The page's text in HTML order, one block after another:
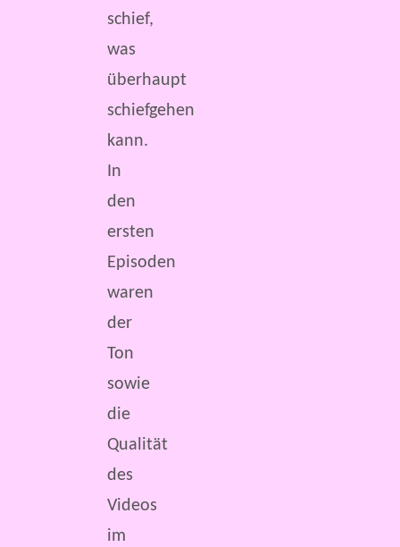
schief,
was
überhaupt
schiefgehen
kann.
In
den
ersten
Episoden
waren
der
Ton
sowie
die
Qualität
des
Videos
im